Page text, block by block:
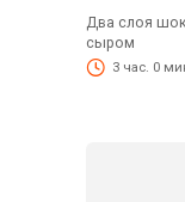
Два слоя
сыром
3 час. 0